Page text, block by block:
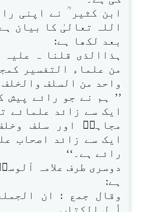
ابن کثیر ؒ نے اپنی
اللہ تعالیٰ کا بیان
بعد لکھا ہے:
ہذاالذی قلنا ہ علیہ
من علماء التفسیر
واحد من السلف
’’ ہم نے جو رائے پیش
ایک سے زائد علمائے
مجاہدؒ اور سلف
ایک سے زائد اصحاب
رائے ہے۔‘‘
دوسری طرف علامہ
ہے:
وقال جمع : ان
أہل الکتاب